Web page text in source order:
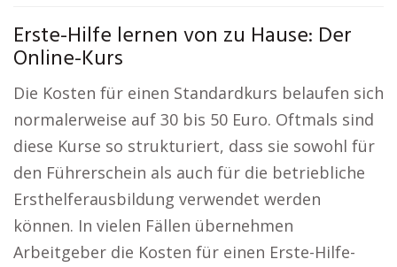
Erste-Hilfe lernen von zu Hause: Der
Online-Kurs
Die Kosten für einen Standardkurs belaufen sich
normalerweise auf 30 bis 50 Euro. Oftmals sind
diese Kurse so strukturiert, dass sie sowohl für
den Führerschein als auch für die betriebliche
Ersthelferausbildung verwendet werden
können. In vielen Fällen übernehmen
Arbeitgeber die Kosten für einen Erste-Hilfe-